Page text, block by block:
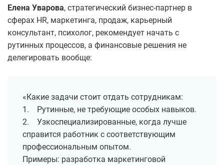
Елена Уварова, стратегический бизнес-партнер в
сферах HR, маркетинга, продаж, карьерный
консультант, психолог, рекомендует начать с
рутинных процессов, а финансовые решения не
делегировать вообще:
«Какие задачи стоит отдать сотрудникам:
1. Рутинные, не требующие особых навыков.
2. Узкоспециализированные, когда лучше
справится работник с соответствующим
профессиональным опытом.
Примеры: разработка маркетинговой